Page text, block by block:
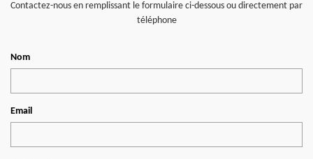
Contactez-nous en remplissant le formulaire ci-dessous ou directement par
téléphone
Nom
Email